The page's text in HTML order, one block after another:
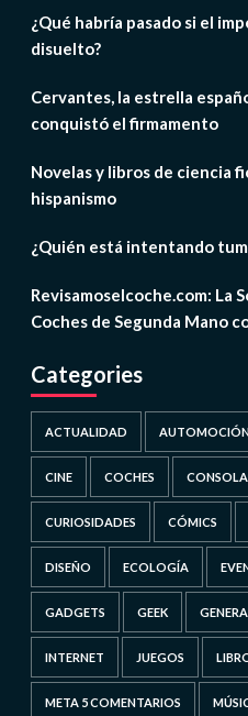
¿Qué habría pasado si el
disuelto?
Cervantes, la estrella
conquistó el firmamento
Novelas y libros de ciencia
hispanismo
¿Quién está intentando
Revisamoselcoche.com: La
Coches de Segunda Mano
Categories
ACTUALIDAD
CINE COCHES
CURIOSIDADES CÓMICS
DISEÑO ECOLOGÍA
GADGETS GEEK
INTERNET JUEGOS
META 5 COMENTARIOS